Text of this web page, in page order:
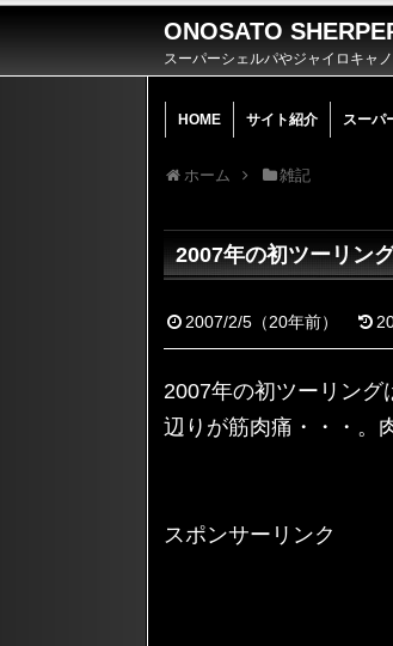
ONOSATO
スーパーシェルパやジャイロキャ
HOME サイト紹介 スーパ
ホーム 雑記
2007年の初ツーリン
2007/2/5 （20年前）
2007年の初ツーリング
辺りが筋肉痛・・・。
スポンサーリンク